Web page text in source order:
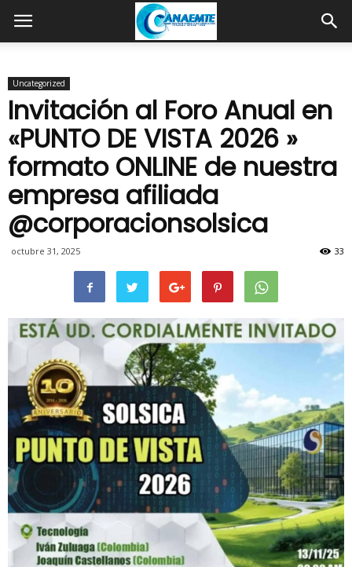
Uncategorized
Invitación al Foro Anual en
«PUNTO DE VISTA 2026 »
formato ONLINE de nuestra
empresa afiliada
@corporacionsolsica
octubre 31, 2025 33